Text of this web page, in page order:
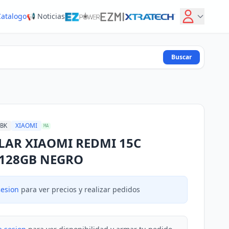
📢 Noticias
Buscar
XIAOMI MA
XIAOMI REDMI 15C
NEGRO
para ver precios y realizar pedidos